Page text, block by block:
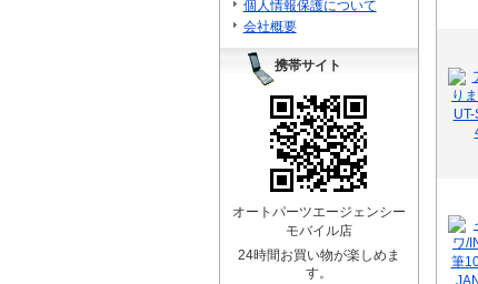
個人情報保護について
会社概要
携帯サイト
オートパーツエージェンシー
モバイル店
24時間お買い物が楽しめま
す。